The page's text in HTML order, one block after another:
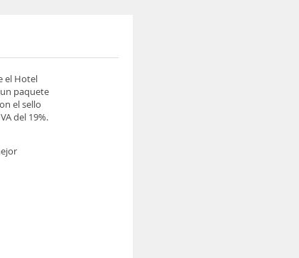
el Hotel
paquete
el sello
del 19%.